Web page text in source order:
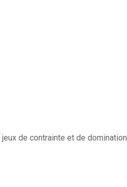
de contrainte et de domination.